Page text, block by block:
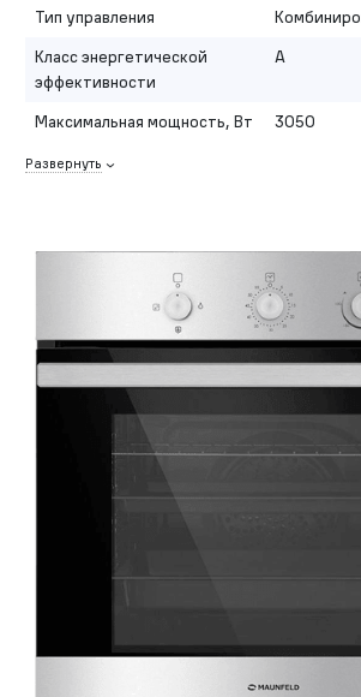
Тип управления
Класс энергетической
эффективности
A
Максимальная мощность, Вт 3050
Развернуть